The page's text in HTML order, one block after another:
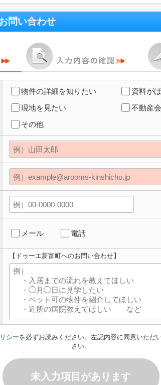
問い合わせ
物件の詳細を知りたい
資料が
現地を見たい
不動産
その他
メール 電話
【ドゥーエ新富町へのお問い合わせ】
シーを必ずお読みください。左記内容に同意いただ
さい。
未入力項目があります